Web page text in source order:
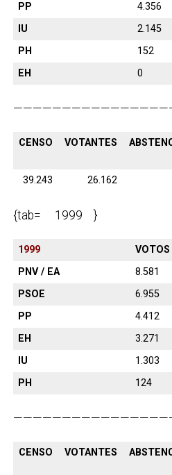
PP
4.356
IU
2.145
PH
152
EH
0
CENSO VOTANTES
39.243 26.162
{tab= 1999 }
1999 VOTOS
PNV / EA
8.581
PSOE
6.955
PP
4.412
EH
3.271
IU
1.303
PH
124
CENSO VOTANTES